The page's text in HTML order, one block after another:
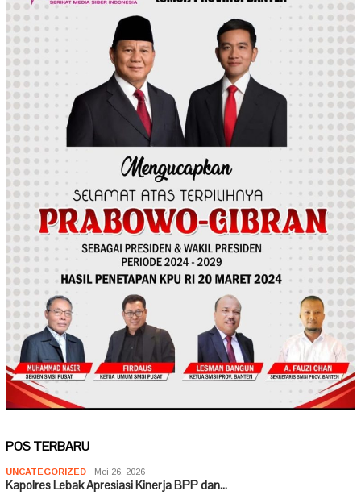
POS TERBARU
UNCATEGORIZED Mei 26, 2026
Kapolres Lebak Apresiasi Kinerja BPP dan…